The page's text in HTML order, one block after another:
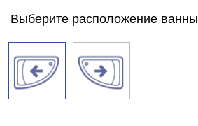
Выберите расположение ванны